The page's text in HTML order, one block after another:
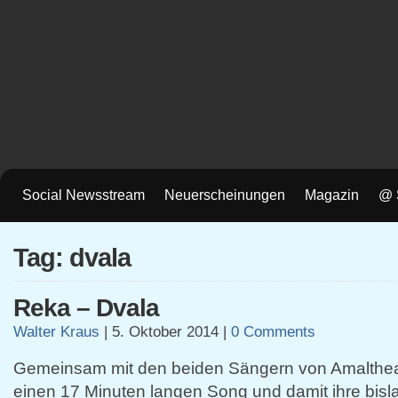
Social Newsstream Neuerscheinungen Magazin @
Tag: dvala
Reka – Dvala
Walter Kraus | 5. Oktober 2014 | 0 Comments
Gemeinsam mit den beiden Sängern von
einen 17 Minuten langen Song und damit ihre